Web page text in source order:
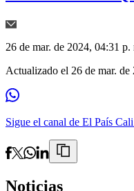
26 de mar. de 2024, 04:31 p.
Actualizado el 26 de mar.
Sigue el canal de El País
Noticias